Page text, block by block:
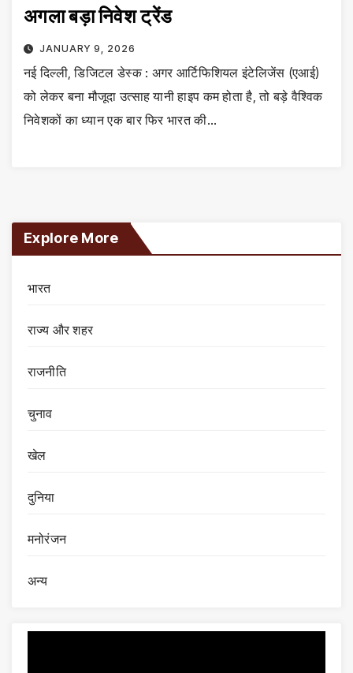
अगला बड़ा निवेश ट्रेंड
JANUARY 9, 2026
नई दिल्ली, डिजिटल डेस्क : अगर आर्टिफिशियल इंटेलिजेंस (एआई)
को लेकर बना मौजूदा उत्साह यानी हाइप कम होता है, तो बड़े वैश्विक
निवेशकों का ध्यान एक बार फिर भारत की…
Explore More
भारत
राज्य और शहर
राजनीति
चुनाव
खेल
दुनिया
मनोरंजन
अन्य